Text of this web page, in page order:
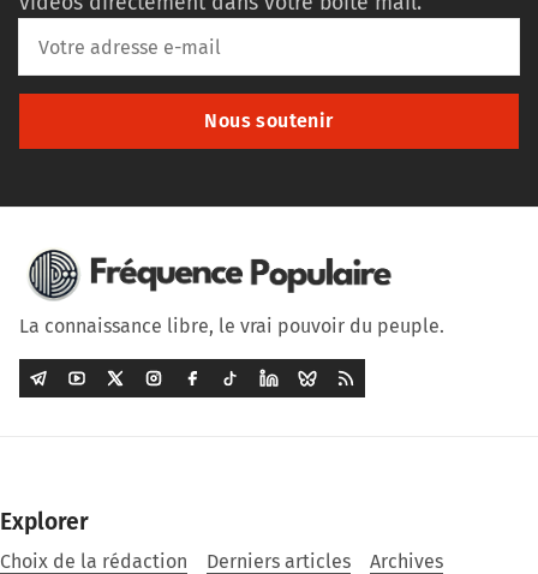
Nous soutenir
La connaissance libre, le vrai pouvoir du peuple.
Explorer
Choix de la rédaction Derniers articles
Archives